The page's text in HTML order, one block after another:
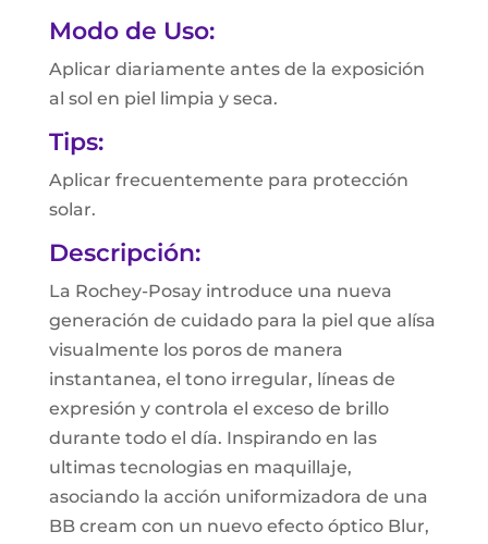
Modo de Uso:
Aplicar diariamente antes de la exposición
al sol en piel limpia y seca.
Tips:
Aplicar frecuentemente para protección
solar.
Descripción:
La Rochey-Posay introduce una nueva
generación de cuidado para la piel que alísa
visualmente los poros de manera
instantanea, el tono irregular, líneas de
expresión y controla el exceso de brillo
durante todo el día. Inspirando en las
ultimas tecnologias en maquillaje,
asociando la acción uniformizadora de una
BB cream con un nuevo efecto óptico Blur,